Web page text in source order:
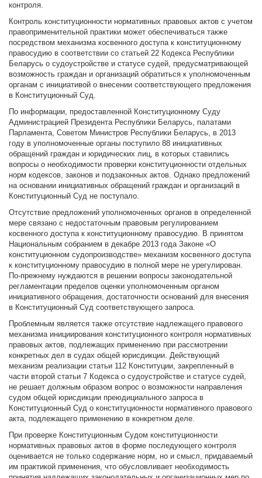
контроля.
Контроль конституционности нормативных правовых актов с учетом
правоприменительной практики может обеспечиваться также
посредством механизма косвенного доступа к конституционному
правосудию в соответствии со статьей 22 Кодекса Республики
Беларусь о судоустройстве и статусе судей, предусматривающей
возможность граждан и организаций обратиться к уполномоченным
органам с инициативой о внесении соответствующего предложения
в Конституционный Суд.
По информации, предоставленной Конституционному Суду
Администрацией Президента Республики Беларусь, палатами
Парламента, Советом Министров Республики Беларусь, в 2013
году в уполномоченные органы поступило 88 инициативных
обращений граждан и юридических лиц, в которых ставились
вопросы о необходимости проверки конституционности отдельных
норм кодексов, законов и подзаконных актов. Однако предложений
на основании инициативных обращений граждан и организаций в
Конституционный Суд не поступало.
Отсутствие предложений уполномоченных органов в определенной
мере связано с недостаточным правовым регулированием
косвенного доступа к конституционному правосудию. В принятом
Национальным собранием в декабре 2013 года Законе «О
конституционном судопроизводстве» механизм косвенного доступа
к конституционному правосудию в полной мере не урегулирован.
По-прежнему нуждаются в решении вопросы законодательной
регламентации пределов оценки уполномоченным органом
инициативного обращения, достаточности оснований для внесения
в Конституционный Суд соответствующего запроса.
Проблемным является также отсутствие надлежащего правового
механизма инициирования конституционного контроля нормативных
правовых актов, подлежащих применению при рассмотрении
конкретных дел в судах общей юрисдикции. Действующий
механизм реализации статьи 112 Конституции, закрепленный в
части второй статьи 7 Кодекса о судоустройстве и статусе судей,
не решает должным образом вопрос о возможности направления
судом общей юрисдикции преюдициального запроса в
Конституционный Суд о конституционности нормативного правового
акта, подлежащего применению в конкретном деле.
При проверке Конституционным Судом конституционности
нормативных правовых актов в форме последующего контроля
оценивается не только содержание норм, но и смысл, придаваемый
им практикой применения, что обусловливает необходимость